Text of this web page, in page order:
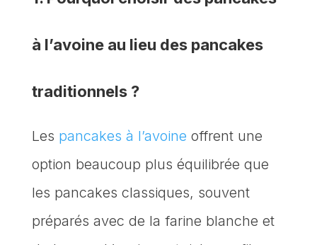
à l’avoine au lieu des pancakes
traditionnels ?
Les pancakes à l’avoine offrent une
option beaucoup plus équilibrée que
les pancakes classiques, souvent
préparés avec de la farine blanche et